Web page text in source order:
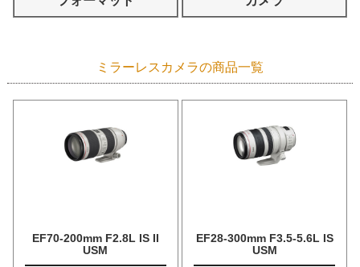
ミラーレスカメラの商品一覧
EF70-200mm F2.8L IS II
USM
EF28-300mm F3.5-5.6L IS
USM